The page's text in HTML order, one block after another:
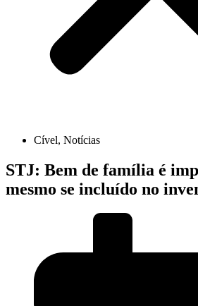
Cível, Notícias
STJ: Bem de família é
mesmo se incluído no